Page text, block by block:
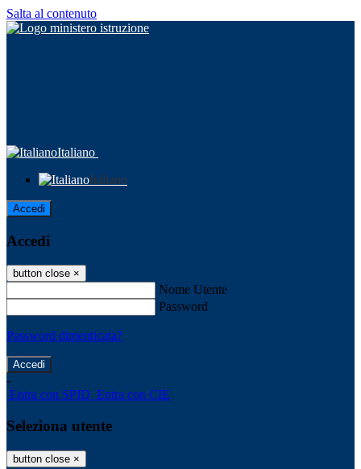
Salta al contenuto
Italiano
Italiano
Accedi
Accedi
button close ×
Nome Utente
Password
Password dimenticata?
-
Entra con SPID Entra con CIE
Seleziona utente
button close ×